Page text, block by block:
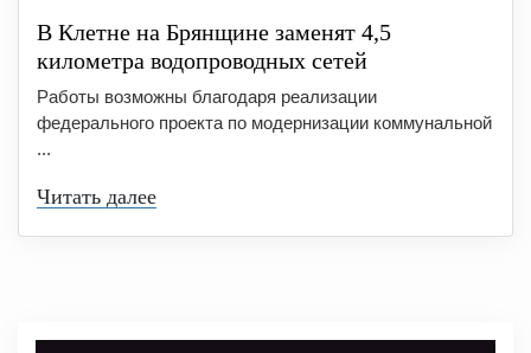
В Клетне на Брянщине заменят 4,5
километра водопроводных сетей
Работы возможны благодаря реализации
федерального проекта по модернизации коммунальной
...
Читать далее